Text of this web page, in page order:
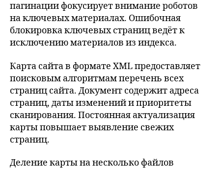
пагинации фокусирует внимание роботов
на ключевых материалах. Ошибочная
блокировка ключевых страниц ведёт к
исключению материалов из индекса.
Карта сайта в формате XML предоставляет
поисковым алгоритмам перечень всех
страниц сайта. Документ содержит адреса
страниц, даты изменений и приоритеты
сканирования. Постоянная актуализация
карты повышает выявление свежих
страниц.
Деление карты на несколько файлов